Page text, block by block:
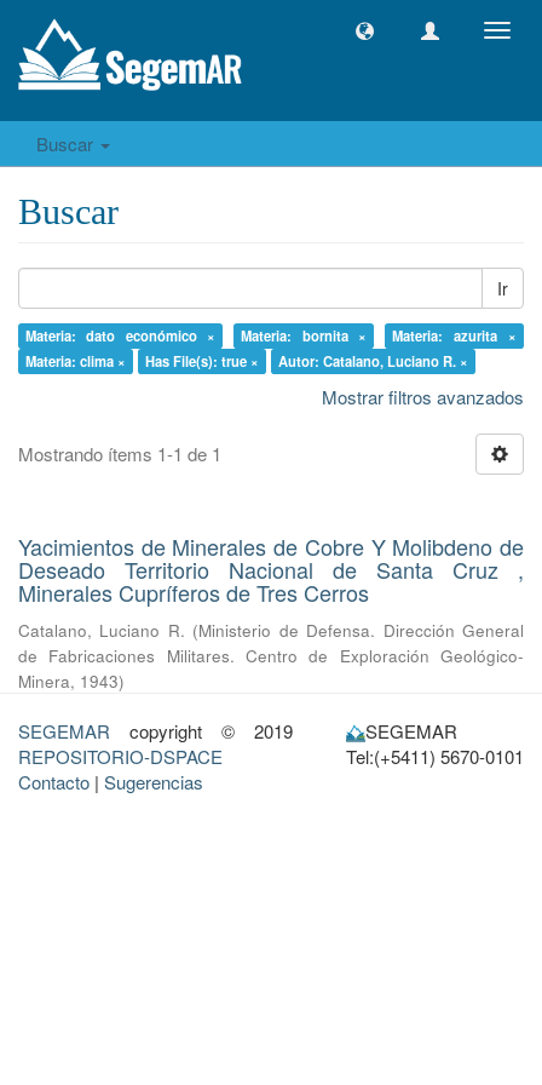
Buscar
Buscar
Ir
Materia: dato económico × Materia: bornita ×
Materia: azurita ×
Materia: clima ×
Has File(s): true × Autor: Catalano, Luciano R. ×
Mostrar filtros avanzados
Mostrando ítems 1-1 de 1
Yacimientos de Minerales de Cobre Y Molibdeno de
Deseado Territorio Nacional de Santa Cruz ,
Minerales Cupríferos de Tres Cerros
Catalano, Luciano R. (Ministerio de Defensa. Dirección General
de Fabricaciones Militares. Centro de Exploración Geológico-
Minera, 1943)
SEGEMAR copyright © 2019
REPOSITORIO-DSPACE
Contacto | Sugerencias
SEGEMAR
Tel:(+5411) 5670-0101